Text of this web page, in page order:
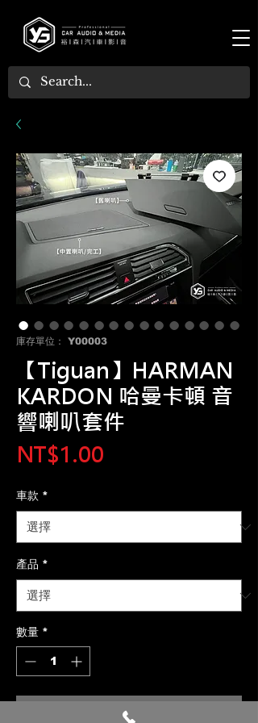
庫存單位： Y00003
【Tiguan】HARMAN
KARDON 哈曼卡頓 音
響喇叭套件
NT$1.00
車款 *
產品 *
數量 *
新增至購物車